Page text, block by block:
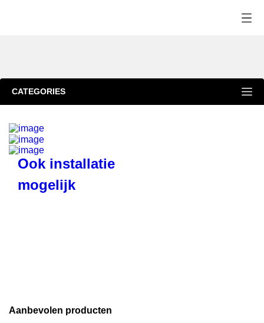
CATEGORIES
Ook installatie
mogelijk
Aanbevolen producten